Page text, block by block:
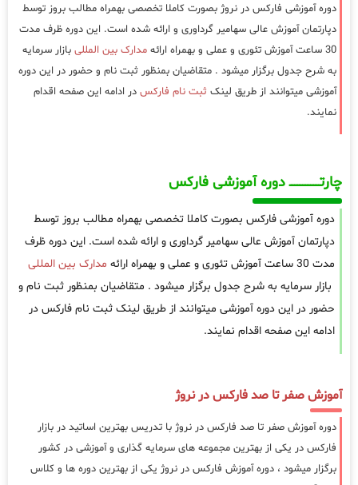
دوره آموزشی فارکس در نروژ بصورت کاملا تخصصی بهمراه مطالب بروز توسط
دپارتمان آموزش عالی سهامیر گرداوری و ارائه شده است. این دوره ظرف مدت
30 ساعت آموزش تئوری و عملی و بهمراه ارائه
مدارک بین المللی بازار سرمایه
به شرح جدول برگزار میشود . متقاضیان بمنظور ثبت نام و حضور در این دوره
آموزشی میتوانند از طریق لینک ثبت نام فارکس در ادامه این صفحه اقدام
نمایند.
چارتـــــــــــــــــــ دوره آموزشی فارکس
دوره آموزشی فارکس بصورت کاملا تخصصی بهمراه مطالب بروز توسط
دپارتمان آموزش عالی سهامیر گرداوری و ارائه شده است. این دوره ظرف
مدت 30 ساعت آموزش تئوری و عملی و بهمراه ارائه
مدارک بین المللی
بازار سرمایه به شرح جدول برگزار میشود . متقاضیان بمنظور ثبت نام و
حضور در این دوره آموزشی میتوانند از طریق لینک ثبت نام فارکس در
ادامه این صفحه اقدام نمایند.
آموزش صفر تا صد فارکس در نروژ
دوره آموزش صفر تا صد فارکس در نروژ با تدریس بهترین اساتید در بازار
فارکس در یکی از بهترین مجموعه های سرمایه گذاری و آموزشی در کشور
برگزار میشود ، دوره آموزش فارکس در نروژ یکی از بهترین دوره ها و کلاس